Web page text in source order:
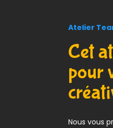
Atelier
Cet
pour
Nous vous